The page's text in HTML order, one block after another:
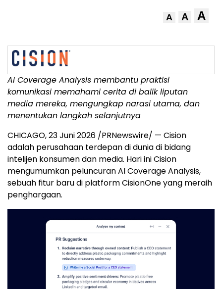
A A A
AI Coverage Analysis membantu praktisi
komunikasi memahami cerita di balik liputan
media mereka, mengungkap narasi utama, dan
menentukan langkah selanjutnya
CHICAGO,23 Juni 2026 /PRNewswire/ — Cision
adalah perusahaan terdepan di dunia di bidang
intelijen konsumen dan media. Hari ini Cision
mengumumkan peluncuran AI Coverage Analysis,
sebuah fitur baru di platform CisionOne yang meraih
penghargaan.